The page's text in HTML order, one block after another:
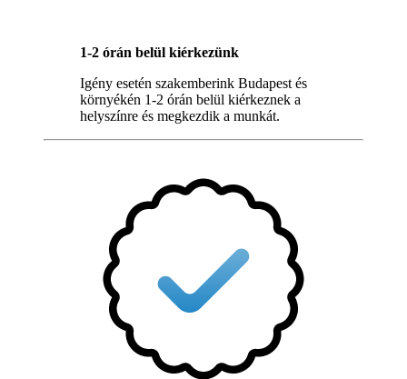
1-2 órán belül kiérkezünk
Igény esetén szakemberink Budapest és
környékén 1-2 órán belül kiérkeznek a
helyszínre és megkezdik a munkát.